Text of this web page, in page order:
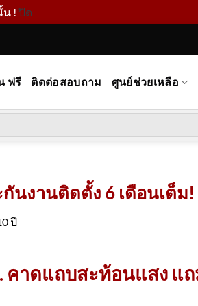
น !ปิด
ฟรี ติดต่อสอบถาม ศูนย์ช่วยเหลือ
นงานติดตั้ง 6 เดือนเต็ม!
ปี
คาดแถบสะท้อนแสง แ